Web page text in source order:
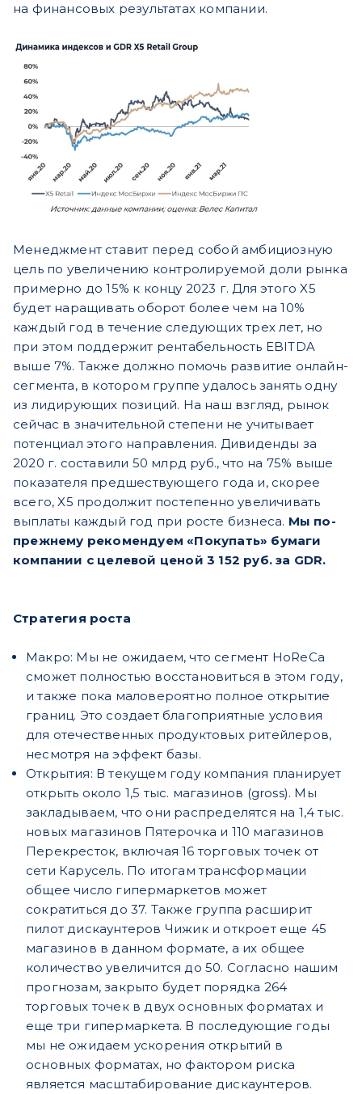
на финансовых результатах компании.
Менеджмент ставит перед собой амбициозную
цель по увеличению контролируемой доли рынка
примерно до 15% к концу 2023 г. Для этого X5
будет наращивать оборот более чем на 10%
каждый год в течение следующих трех лет, но
при этом поддержит рентабельность EBITDA
выше 7%. Также должно помочь развитие онлайн-
сегмента, в котором группе удалось занять одну
из лидирующих позиций. На наш взгляд, рынок
сейчас в значительной степени не учитывает
потенциал этого направления. Дивиденды за
2020 г. составили 50 млрд руб., что на 75% выше
показателя предшествующего года и, скорее
всего, X5 продолжит постепенно увеличивать
выплаты каждый год при росте бизнеса. Мы по-
прежнему рекомендуем «Покупать» бумаги
компании с целевой ценой 3 152 руб. за GDR.
Стратегия роста
Макро: Мы не ожидаем, что сегмент HoReCa
сможет полностью восстановиться в этом году,
и также пока маловероятно полное открытие
границ. Это создает благоприятные условия
для отечественных продуктовых ритейлеров,
несмотря на эффект базы.
Открытия: В текущем году компания планирует
открыть около 1,5 тыс. магазинов (gross). Мы
закладываем, что они распределятся на 1,4 тыс.
новых магазинов Пятерочка и 110 магазинов
Перекресток, включая 16 торговых точек от
сети Карусель. По итогам трансформации
общее число гипермаркетов может
сократиться до 37. Также группа расширит
пилот дискаунтеров Чижик и откроет еще 45
магазинов в данном формате, а их общее
количество увеличится до 50. Согласно нашим
прогнозам, закрыто будет порядка 264
торговых точек в двух основных форматах и
еще три гипермаркета. В последующие годы
мы не ожидаем ускорения открытий в
основных форматах, но фактором риска
является масштабирование дискаунтеров.